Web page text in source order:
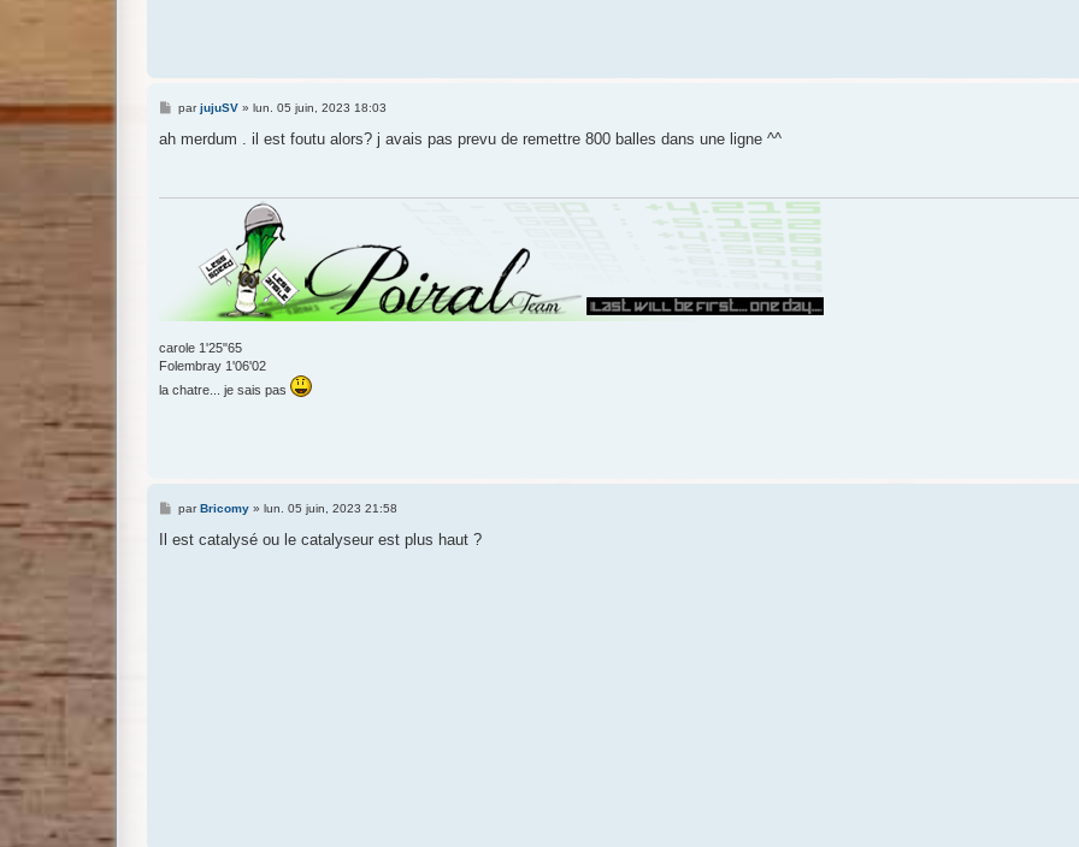
M
s
parjujuSV» lun. 05 juin, 2023 18:03
ah merdum . il est foutu alors? j avais pas prevu de remettre 800 balles dans une ligne ^^
carole 1'25"65
Folembray 1'06'02
la chatre... je sais pas
M
s
par Bricomy» lun. 05 juin, 2023 21:58
Il est catalysé ou le catalyseur est plus haut ?